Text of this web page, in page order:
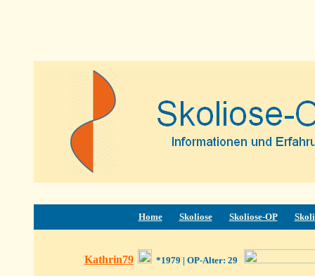
Home Skoliose Skoliose-OP
Kathrin79 *1979 | OP-Alter: 29